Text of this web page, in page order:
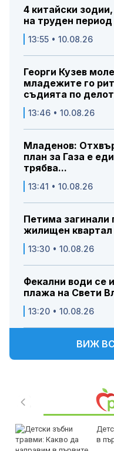
4 китайски
на труден период
13:55 • 10.08.26
Георги Кузев
младежите го
съдията по
13:46 • 10.08.26
Младенов:
план за Газа е
трябва...
13:41 • 10.08.26
Петима загинали
жилищен квартал
13:30 • 10.08.26
Фекални води се
плажа на Свети
13:20 • 10.08.26
ВИЖ
в